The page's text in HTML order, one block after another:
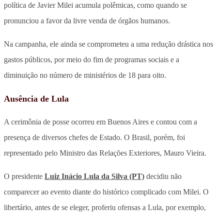
política de Javier Milei acumula polêmicas, como quando se
pronunciou a favor da livre venda de órgãos humanos.
Na campanha, ele ainda se comprometeu a uma redução drástica nos
gastos públicos, por meio do fim de programas sociais e a
diminuição no número de ministérios de 18 para oito.
Ausência de Lula
A cerimônia de posse ocorreu em Buenos Aires e contou com a
presença de diversos chefes de Estado. O Brasil, porém, foi
representado pelo Ministro das Relações Exteriores, Mauro Vieira.
O presidente Luiz Inácio Lula da Silva (PT) decidiu não
comparecer ao evento diante do histórico complicado com Milei. O
libertário, antes de se eleger, proferiu ofensas a Lula, por exemplo,